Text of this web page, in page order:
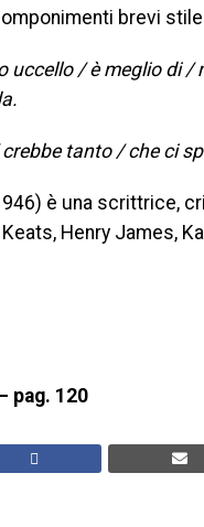
brevi
uccello / è meglio di
tanto / che ci
è una scrittrice,
Henry James,
pag. 120